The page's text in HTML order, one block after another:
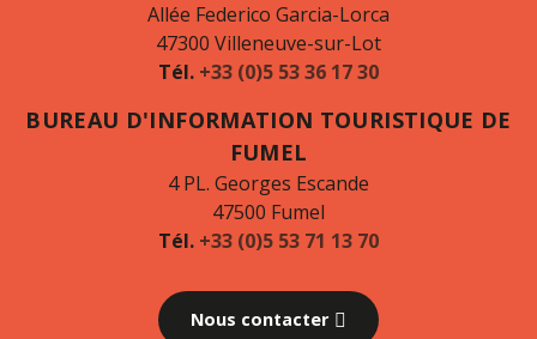
Allée Federico Garcia-Lorca
47300 Villeneuve-sur-Lot
Tél. +33 (0)5 53 36 17 30
BUREAU D'INFORMATION TOURISTIQUE DE
FUMEL
4 PL. Georges Escande
47500 Fumel
Tél. +33 (0)5 53 71 13 70
Nous contacter